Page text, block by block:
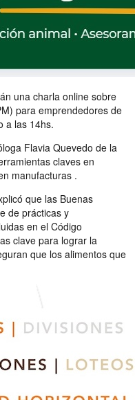
una charla online sobre
para emprendedores de
a las 14hs.
Flavia Quevedo de la
claves en
manufacturas .
que las Buenas
de prácticas y
en el Código
clave para lograr la
que los alimentos que